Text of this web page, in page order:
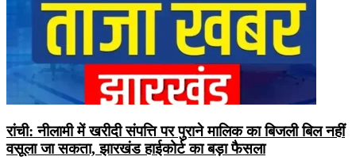
रांची: नीलामी में खरीदी संपत्ति पर पुराने मालिक का बिजली बिल नहीं
वसूला जा सकता, झारखंड हाईकोर्ट का बड़ा फैसला